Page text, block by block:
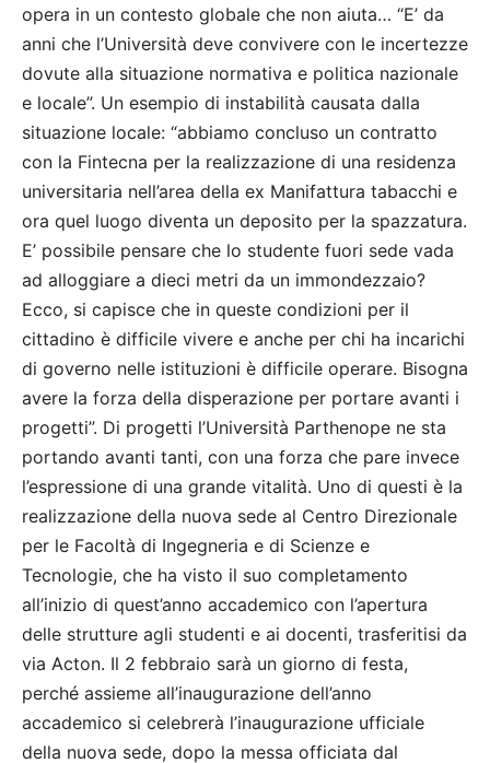
opera in un contesto globale che non aiuta… “E’ da
anni che l’Università deve convivere con le incertezze
dovute alla situazione normativa e politica nazionale
e locale”. Un esempio di instabilità causata dalla
situazione locale: “abbiamo concluso un contratto
con la Fintecna per la realizzazione di una residenza
universitaria nell’area della ex Manifattura tabacchi e
ora quel luogo diventa un deposito per la spazzatura.
E’ possibile pensare che lo studente fuori sede vada
ad alloggiare a dieci metri da un immondezzaio?
Ecco, si capisce che in queste condizioni per il
cittadino è difficile vivere e anche per chi ha incarichi
di governo nelle istituzioni è difficile operare. Bisogna
avere la forza della disperazione per portare avanti i
progetti”. Di progetti l’Università Parthenope ne sta
portando avanti tanti, con una forza che pare invece
l’espressione di una grande vitalità. Uno di questi è la
realizzazione della nuova sede al Centro Direzionale
per le Facoltà di Ingegneria e di Scienze e
Tecnologie, che ha visto il suo completamento
all’inizio di quest’anno accademico con l’apertura
delle strutture agli studenti e ai docenti, trasferitisi da
via Acton. Il 2 febbraio sarà un giorno di festa,
perché assieme all’inaugurazione dell’anno
accademico si celebrerà l’inaugurazione ufficiale
della nuova sede, dopo la messa officiata dal